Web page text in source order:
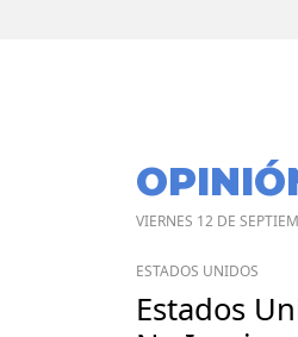
VIERNES 12 DE
ESTADOS UNIDOS
Estados